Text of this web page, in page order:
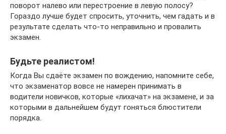
поворот налево или перестроение в левую полосу?
Гораздо лучше будет спросить, уточнить, чем гадать и в
результате сделать что-то неправильно и провалить
экзамен.
Будьте реалистом!
Когда Вы сдаёте экзамен по вождению, напомните себе,
что экзаменатор вовсе не намерен принимать в
водители новичков, которые «лихачат» на экзамене, и за
которыми в дальнейшем будут гоняться блюстители
порядка.